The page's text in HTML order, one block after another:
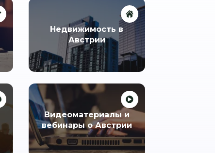
Недвижимость в
Австрии
Видеоматериалы и
вебинары о Австрии